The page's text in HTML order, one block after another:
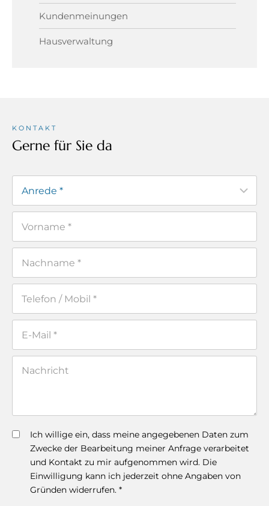
Kundenmeinungen
Hausverwaltung
KONTAKT
Gerne für Sie da
Ich willige ein, dass meine angegebenen Daten zum
Zwecke der Bearbeitung meiner Anfrage verarbeitet
und Kontakt zu mir aufgenommen wird. Die
Einwilligung kann ich jederzeit ohne Angaben von
Gründen widerrufen. *